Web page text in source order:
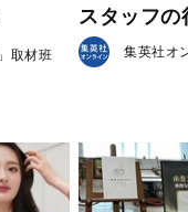
取材班
スタッフ
集英社オ